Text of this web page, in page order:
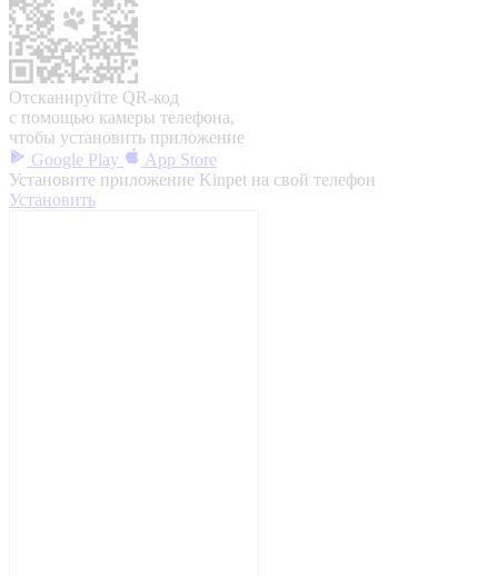
Отсканируйте QR-код
с помощью камеры телефона,
чтобы установить приложение
Google Play
App Store
Установите приложение Kinpet на свой телефон
Установить